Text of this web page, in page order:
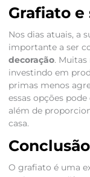
Grafiato
Nos dias atuais, a
importante a ser
decoração. Muitas
investindo em
primas menos
essas opções
além de
casa.
O grafiato é uma